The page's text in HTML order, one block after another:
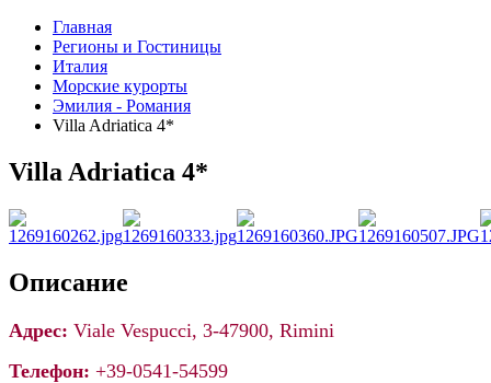
Главная
Регионы и Гостиницы
Италия
Морские курорты
Эмилия - Романия
Villa Adriatica 4*
Villa Adriatica 4*
Описание
Адрес: Viale Vespucci, 3-47900, Rimini
Телефон: +39-0541-54599